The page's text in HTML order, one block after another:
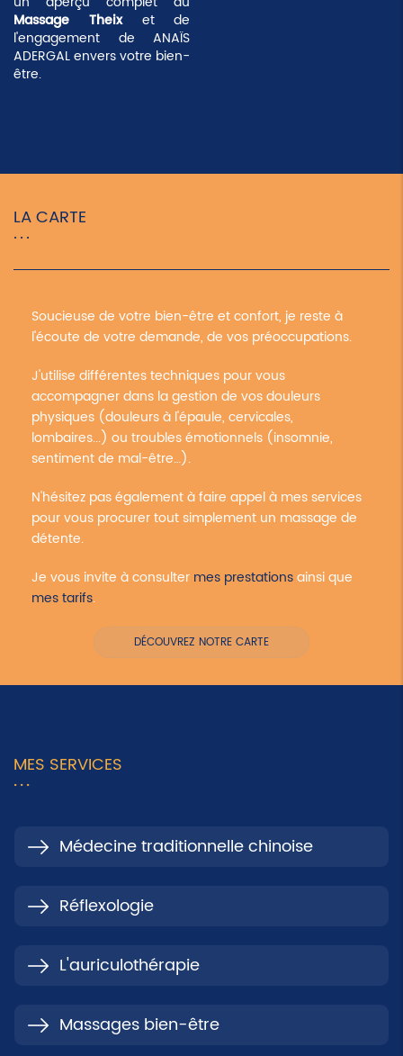
Massage Theixet de
l'engagement de ANAÏS
ADERGAL envers votre bien-
être.
LA CARTE
Soucieuse de votre bien-être et confort, je reste à
l'écoute de votre demande, de vos préoccupations.
J'utilise différentes techniques pour vous
accompagner dans la gestion de vos douleurs
physiques (douleurs à l'épaule, cervicales,
lombaires...) ou troubles émotionnels (insomnie,
sentiment de mal-être…).
N'hésitez pas également à faire appel à mes services
pour vous procurer tout simplement un massage de
détente.
Je vous invite à consulter mes prestationsainsi que
mes tarifs.
DÉCOUVREZ NOTRE CARTE
MES SERVICES
Médecine traditionnelle chinoise
Réflexologie
L'auriculothérapie
Massages bien-être